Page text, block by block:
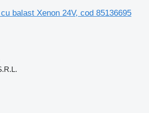
balast Xenon 24V, cod 85136695